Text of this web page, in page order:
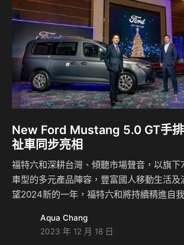
調校，搭載全新非對稱式限滑差速器，讓
New Ford Mustang 5.0 GT手
祉車同步亮相
福特六和深耕台灣、傾聽市場聲音，以旗
車型的多元產品陣容，豐富國人移動生活及
望2024新的一年，福特六和將持續精進自
Connect旅玩家福祉車兩款全新車型，更宣
生產、擴展及升級全台服務據點，並結合
Aqua Chang
2023 年 12 月 18 日